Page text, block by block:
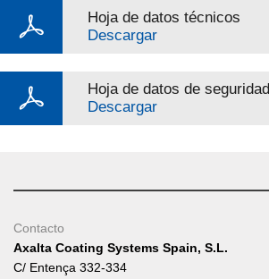
Hoja de datos técnicos
Descargar
Hoja de datos de seguridad
Descargar
Contacto
Axalta Coating Systems Spain, S.L.
C/ Entença 332-334